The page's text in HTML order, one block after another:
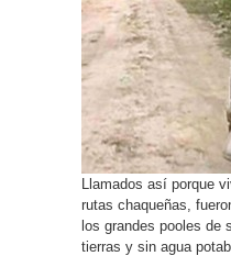
Llamados así porque
rutas chaqueñas,
los grandes pooles de
tierras y sin agua